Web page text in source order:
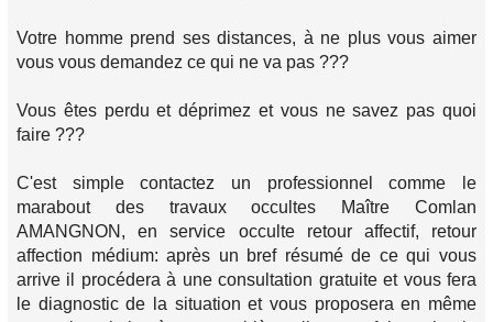
Votre homme prend ses distances, à ne plus vous aimer
vous vous demandez ce qui ne va pas ???
Vous êtes perdu et déprimez et vous ne savez pas quoi
faire ???
C'est simple contactez un professionnel comme le
marabout des travaux occultes Maître Comlan
AMANGNON, en service occulte retour affectif, retour
affection médium: après un bref résumé de ce qui vous
arrive il procédera à une consultation gratuite et vous fera
le diagnostic de la situation et vous proposera en même